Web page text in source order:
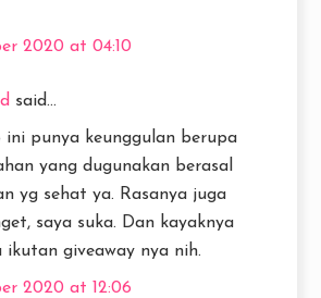
2020 at 04:10
said...
ini punya keunggulan berupa
yang dugunakan berasal
yg sehat ya. Rasanya juga
saya suka. Dan kayaknya
ikutan giveaway nya nih.
2020 at 12:06